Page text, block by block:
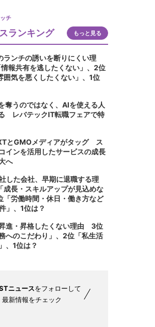
チ
ランキング もっと見る
ランチの誘いを断りにくい理
報共有を逃したくない」、2位
囲気を悪くしたくない」、1位
奪うのではなく、AIを使える人
レバテックIT転職フェアで特
とGMOメディアがタッグ ス
インを活用したサービスの成長
へ
した会社、早期に退職する理
長・スキルアップが見込めな
「労働時間・休日・働き方など
」、1位は？
進・昇格したくない理由 3位
へのこだわり」、2位「私生活
、1位は？
ニュースをフォローして
最新情報をチェック